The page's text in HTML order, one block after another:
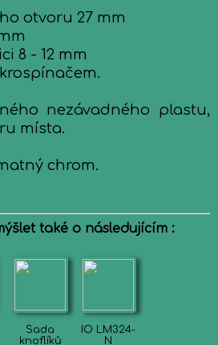
otvoru 27 mm
8 - 12 mm
nezávadného plastu,
místa.
chrom.
také o následujícím :
Sada
knoflíků
IO LM324-
N